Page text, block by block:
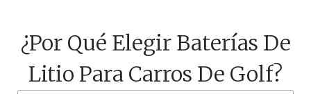
¿Por Qué Elegir Baterías De
Litio Para Carros De Golf?